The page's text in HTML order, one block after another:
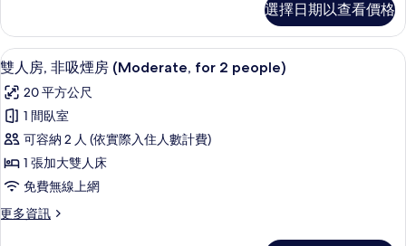
片
煙
房
(for
2
people)
的
所
有
相
雙
人
房,
吸
煙
房
(for
2
people)
的
詳
選擇日期以查看價格
顯
示
雙
人
房,
非
煙
高級寢具、羽絨被、客房內保險箱、
6
雙人房, 非吸煙房 (Moderate, for 2 people)
20 平方公尺
1 間臥室
可容納 2 人 (依實際入住人數計費)
1 張加大雙人床
免費無線上網
更多資訊
更